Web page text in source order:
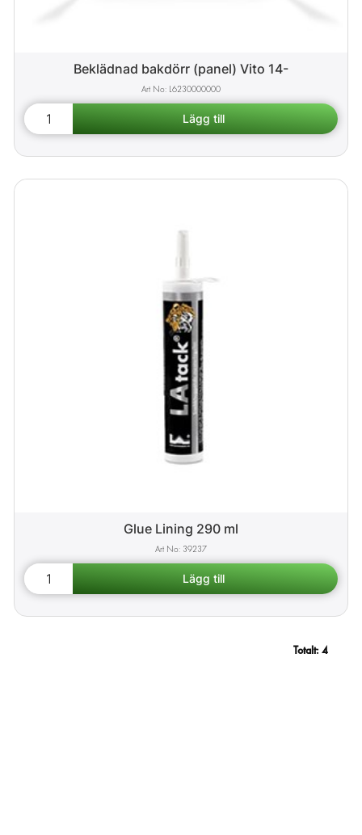
Beklädnad bakdörr (panel) Vito 14-
L6230000000
Glue Lining 290 ml
39237
Totalt: 4